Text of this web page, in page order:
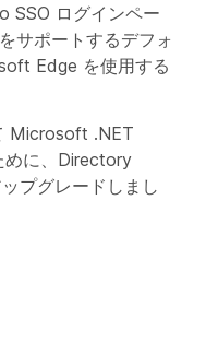
SSO ログインペー
サポートするデフォ
Edge を使用する
Microsoft .NET
に、Directory
プグレードしまし